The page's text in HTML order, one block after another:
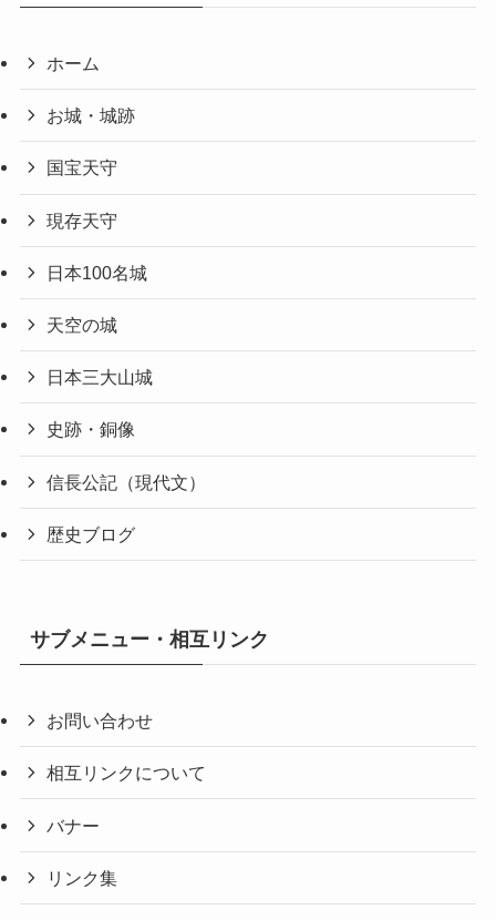
ホーム
お城・城跡
国宝天守
現存天守
日本100名城
天空の城
日本三大山城
史跡・銅像
信長公記（現代文）
歴史ブログ
サブメニュー・相互リンク
お問い合わせ
相互リンクについて
バナー
リンク集